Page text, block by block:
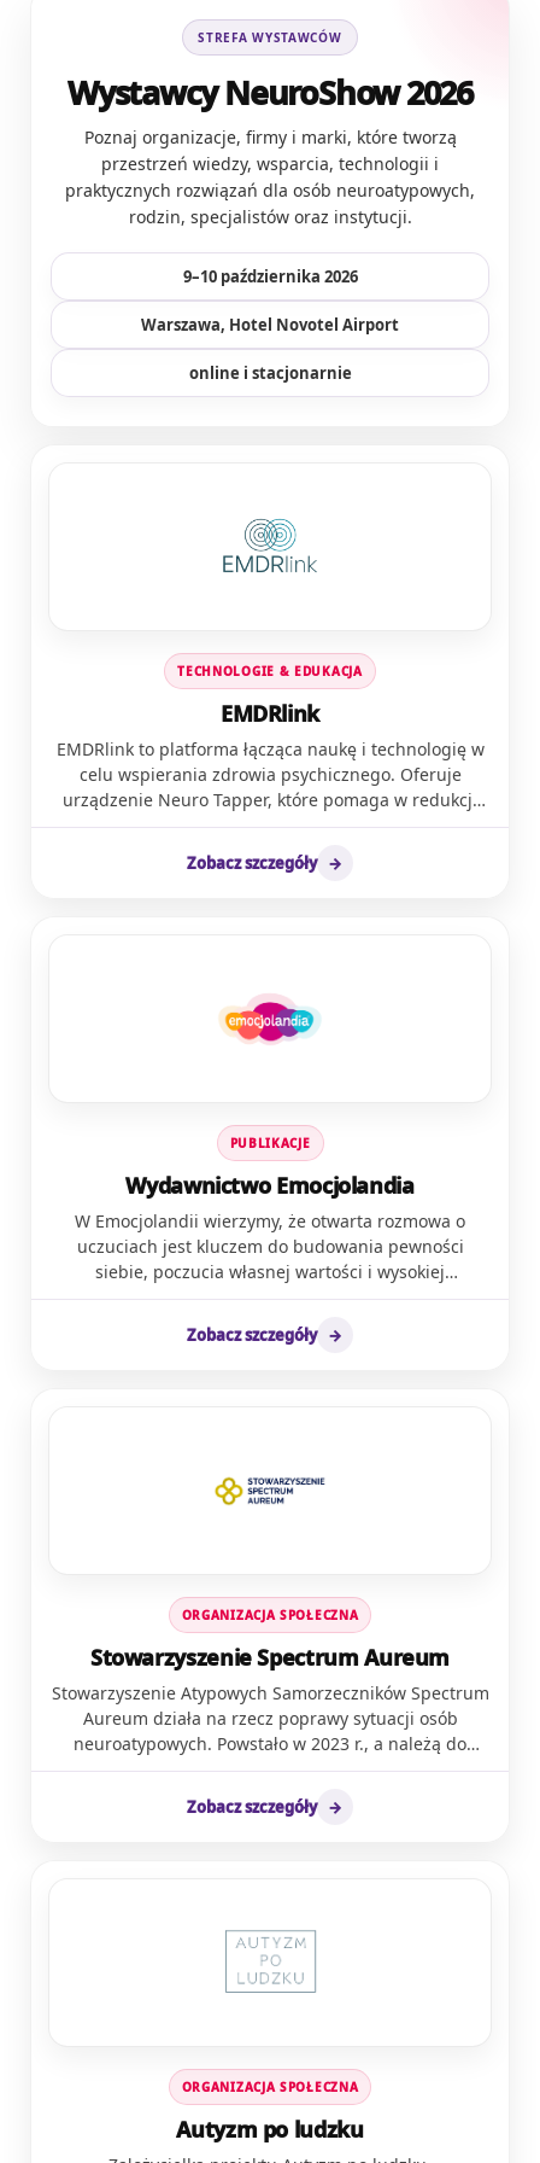
STREFA WYSTAWCÓW
Wystawcy NeuroShow 2026
Poznaj organizacje, firmy i marki, które tworzą
przestrzeń wiedzy, wsparcia, technologii i
praktycznych rozwiązań dla osób neuroatypowych,
rodzin, specjalistów oraz instytucji.
9–10 października 2026
Warszawa, Hotel Novotel Airport
online i stacjonarnie
TECHNOLOGIE & EDUKACJA
EMDRlink
EMDRlink to platforma łącząca naukę i technologię w
celu wspierania zdrowia psychicznego. Oferuje
urządzenie Neuro Tapper, które pomaga w redukcji
stresu, poprawie snu oraz zwiększeniu koncentracji,
bazując na metodzie EMDR. Platforma udostępnia
również bazę terapeutów, szkolenia oraz program
Zobacz szczegóły →
PUBLIKACJE
Wydawnictwo Emocjolandia
W Emocjolandii wierzymy, że otwarta rozmowa o
uczuciach jest kluczem do budowania pewności
siebie, poczucia własnej wartości i wysokiej
samooceny, które są kluczowe przez całe nasze życie.
Chcemy, aby dzieci, młodzież i dorośli odkrywali
piękno swoich uczuć i dzielili się nimi bez obaw i
wspierać zdrowie psychiczne. Nasza oferta obejmuje:
gry i materiały edukacyjne, pomoce dydaktyczne,
Zobacz szczegóły →
ORGANIZACJA SPOŁECZNA
Stowarzyszenie Spectrum Aureum
Stowarzyszenie Atypowych Samorzeczników Spectrum
Aureum działa na rzecz poprawy sytuacji osób
neuroatypowych. Powstało w 2023 r., a należą do
niego dorośli samorzecznicy w spektrum autyzmu i
ADHD. W naszych działaniach kładziemy nacisk na
uwzględnienie różnorodnych perspektyw osób
doświadczeń i zdobywania wiedzy. Organizujemy
wydarzenia łączące neuroróżnorodność z kulturą.
Działamy zarówno online, jak i stacjonarnie.
neuroróżnorodności. Spotykamy się ze specjalistami,
studentami, rodzicami i osobami neuroatypowymi.
Łączymy aktualną wiedzę z naszymi doświadczeniami.
Zobacz szczegóły →
ORGANIZACJA SPOŁECZNA
Autyzm po ludzku